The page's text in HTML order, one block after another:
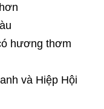
hương thơm
và Hiệp Hội